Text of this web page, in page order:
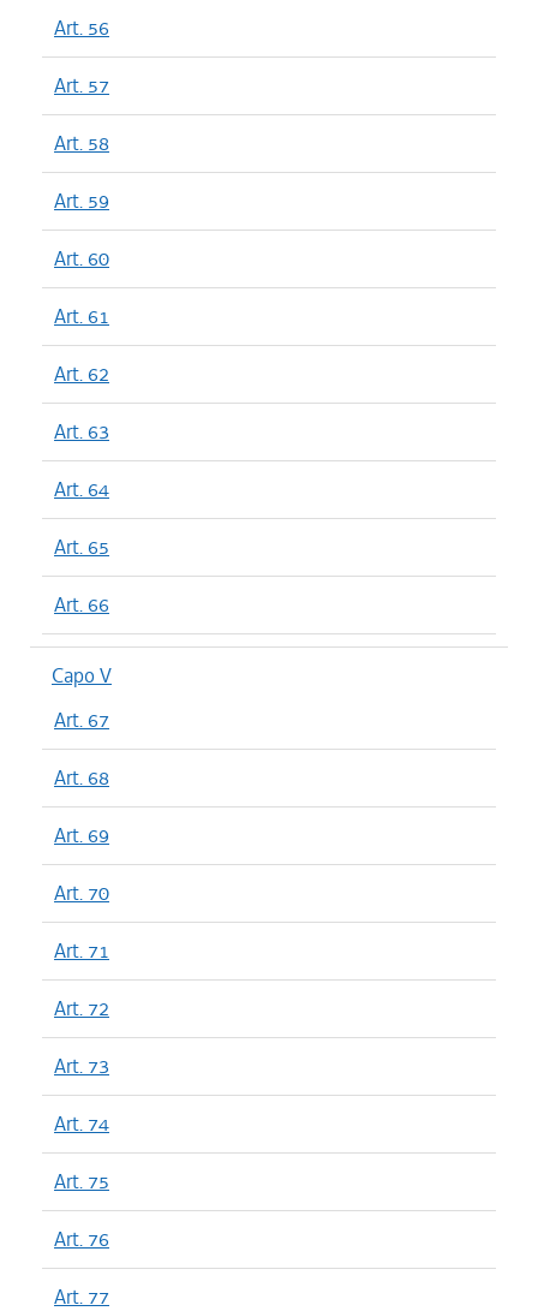
Art. 56
Art. 57
Art. 58
Art. 59
Art. 60
Art. 61
Art. 62
Art. 63
Art. 64
Art. 65
Art. 66
Capo V
Art. 67
Art. 68
Art. 69
Art. 70
Art. 71
Art. 72
Art. 73
Art. 74
Art. 75
Art. 76
Art. 77